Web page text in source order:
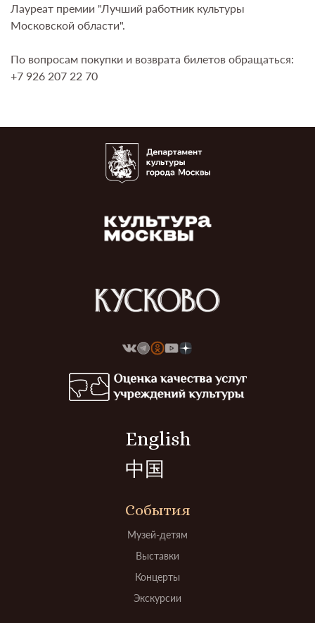
Лауреат премии "Лучший работник культуры
Московской области".
По вопросам покупки и возврата билетов обращаться:
+7 926 207 22 70
English
中国
События
Музей-детям
Выставки
Концерты
Экскурсии